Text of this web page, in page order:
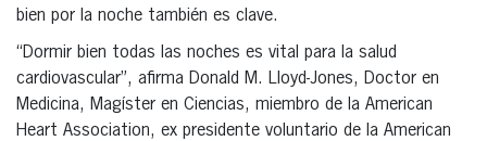
bien por la noche también es clave.
“Dormir bien todas las noches es vital para la salud
cardiovascular”, afirma Donald M. Lloyd-Jones, Doctor en
Medicina, Magíster en Ciencias, miembro de la American
Heart Association, ex presidente voluntario de la American